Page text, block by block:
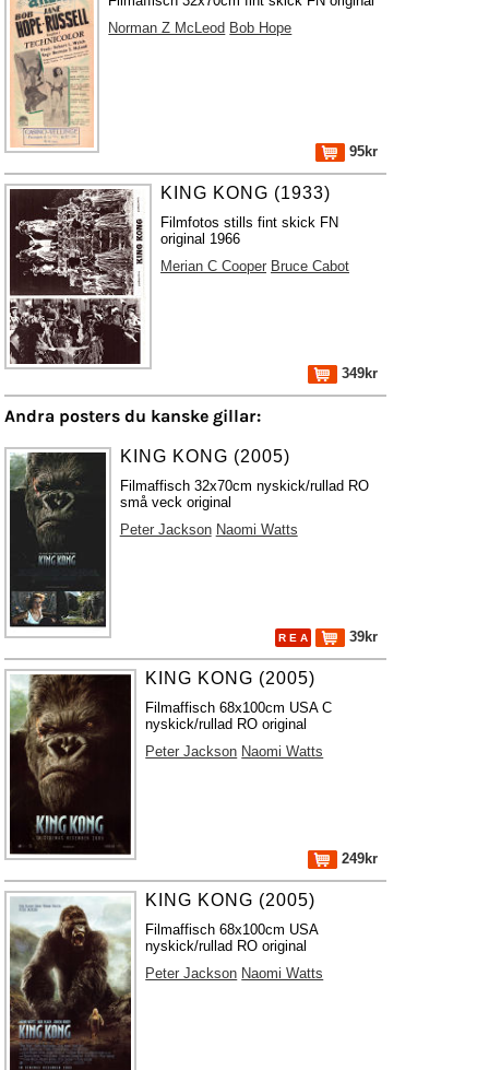
Norman Z McLeod Bob Hope
95kr
KING KONG (1933)
Filmfotos stills fint skick FN
original 1966
Merian C Cooper Bruce Cabot
349kr
Andra posters du kanske gillar:
KING KONG (2005)
Filmaffisch 32x70cm nyskick/rullad RO
små veck original
Peter Jackson Naomi Watts
R E A 39kr
KING KONG (2005)
Filmaffisch 68x100cm USA C
nyskick/rullad RO original
Peter Jackson Naomi Watts
249kr
KING KONG (2005)
Filmaffisch 68x100cm USA
nyskick/rullad RO original
Peter Jackson Naomi Watts